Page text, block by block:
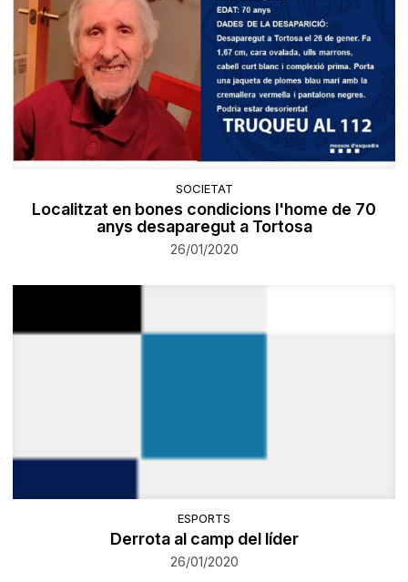
SOCIETAT
Localitzat en bones condicions l'home de 70
anys desaparegut a Tortosa
26/01/2020
ESPORTS
Derrota al camp del líder
26/01/2020